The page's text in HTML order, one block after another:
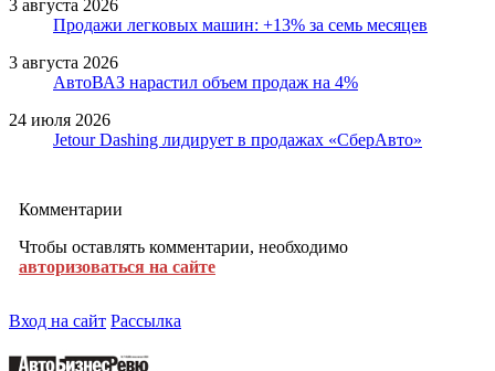
3 августа 2026
Продажи легковых машин: +13% за семь месяцев
3 августа 2026
АвтоВАЗ нарастил объем продаж на 4%
24 июля 2026
Jetour Dashing лидирует в продажах «СберАвто»
Комментарии
Чтобы оставлять комментарии, необходимо
авторизоваться на сайте
Вход на сайт Рассылка